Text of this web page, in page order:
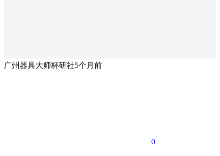
广州器具大师杯研社5个月前
0